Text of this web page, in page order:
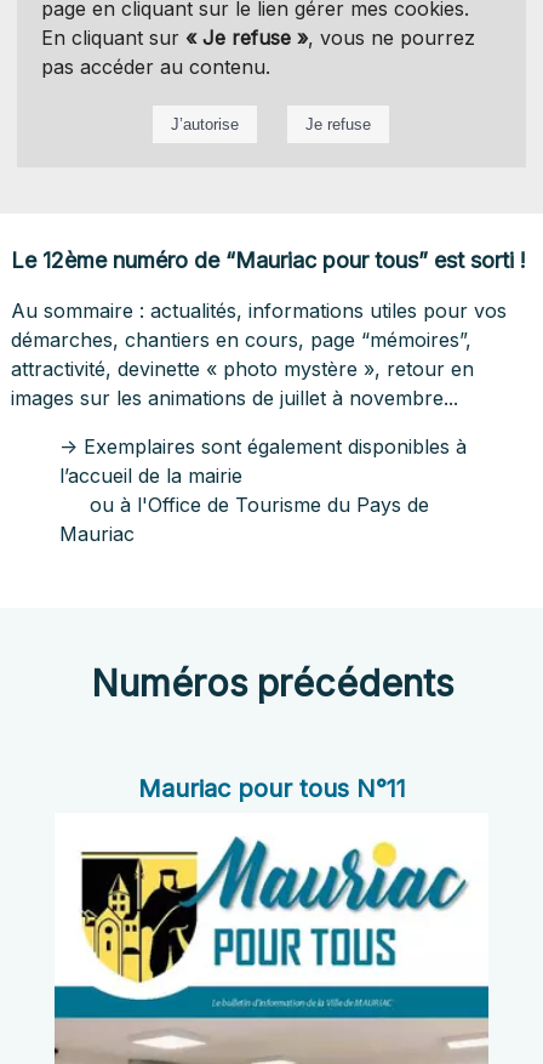
page en cliquant sur le lien gérer mes cookies.
En cliquant sur « Je refuse », vous ne pourrez
pas accéder au contenu.
Le 12ème numéro de “Mauriac pour tous” est sorti !
Au sommaire : actualités, informations utiles pour vos
démarches, chantiers en cours, page “mémoires”,
attractivité, devinette « photo mystère », retour en
images sur les animations de juillet à novembre...
-> Exemplaires sont également disponibles à
l’accueil de la mairie
ou à l'Office de Tourisme du Pays de
Mauriac
Numéros précédents
Mauriac pour tous N°11